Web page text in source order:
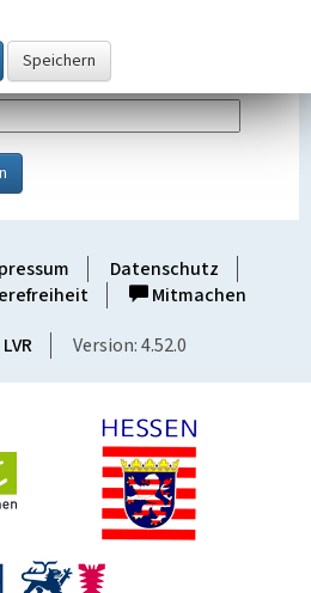
Sie unten das Rechenergebnis aus der
Datenschutz
Mitmachen
LVR Version: 4.52.0